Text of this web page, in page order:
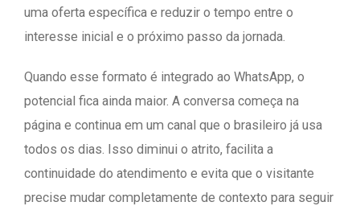
uma oferta específica e reduzir o tempo entre o
interesse inicial e o próximo passo da jornada.
Quando esse formato é integrado ao WhatsApp, o
potencial fica ainda maior. A conversa começa na
página e continua em um canal que o brasileiro já usa
todos os dias. Isso diminui o atrito, facilita a
continuidade do atendimento e evita que o visitante
precise mudar completamente de contexto para seguir